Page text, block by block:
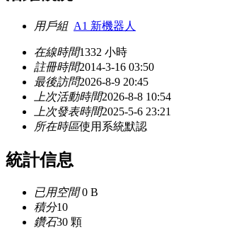
用戶組 A1 新機器人
在線時間1332 小時
註冊時間2014-3-16 03:50
最後訪問2026-8-9 20:45
上次活動時間2026-8-8 10:54
上次發表時間2025-5-6 23:21
所在時區使用系統默認
統計信息
已用空間0 B
積分10
鑽石30 顆